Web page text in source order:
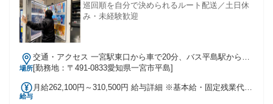
巡回順を自分で決められるルート配送／土日休
み・未経験歓迎
場所
交通・アクセス 一宮駅東口から車で20分、バス平島駅から徒
歩3分
[勤務地：〒491-0833愛知県一宮市平島]
給与
月給262,100円～310,500円 給与詳細 ※基本給・固定残業代の